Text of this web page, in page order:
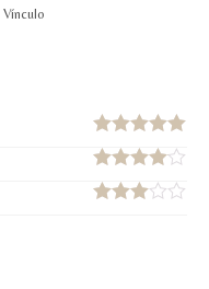
Vínculo
Valorado con
5de 5
Valorado
con4 de 5